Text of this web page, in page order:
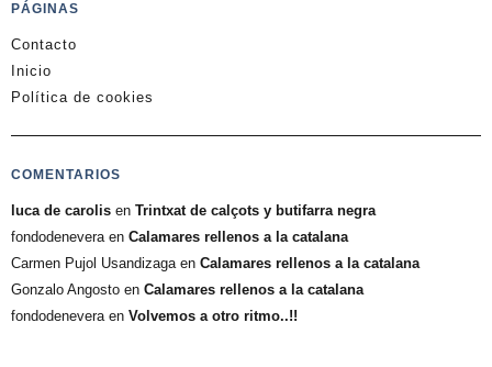
PÁGINAS
Contacto
Inicio
Política de cookies
COMENTARIOS
luca de carolis en Trintxat de calçots y butifarra negra
fondodeneveraen Calamares rellenos a la catalana
Carmen Pujol Usandizagaen Calamares rellenos a la catalana
Gonzalo Angosto en Calamares rellenos a la catalana
fondodeneveraen Volvemos a otro ritmo..!!